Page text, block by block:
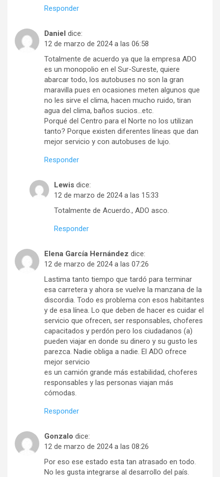
Responder
Daniel dice:
12 de marzo de 2024 a las 06:58
Totalmente de acuerdo ya que la empresa ADO
es un monopolio en el Sur-Sureste, quiere
abarcar todo, los autobuses no son la gran
maravilla pues en ocasiones meten algunos que
no les sirve el clima, hacen mucho ruido, tiran
agua del clima, baños sucios…etc.
Porqué del Centro para el Norte no los utilizan
tanto? Porque existen diferentes líneas que dan
mejor servicio y con autobuses de lujo.
Responder
Lewis dice:
12 de marzo de 2024 a las 15:33
Totalmente de Acuerdo., ADO asco.
Responder
Elena García Hernández dice:
12 de marzo de 2024 a las 07:26
Lastima tanto tiempo que tardó para terminar
esa carretera y ahora se vuelve la manzana de la
discordia. Todo es problema con esos habitantes
y de esa línea. Lo que deben de hacer es cuidar el
servicio que ofrecen, ser responsables, choferes
capacitados y perdón pero los ciudadanos (a)
pueden viajar en donde su dinero y su gusto les
parezca. Nadie obliga a nadie. El ADO ofrece
mejor servicio
es un camión grande más estabilidad, choferes
responsables y las personas viajan más
cómodas.
Responder
Gonzalo dice:
12 de marzo de 2024 a las 08:26
Por eso ese estado esta tan atrasado en todo.
No les gusta integrarse al desarrollo del país.